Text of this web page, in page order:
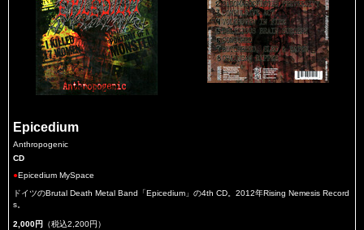
Epicedium
Anthropogenic
CD
●Epicedium MySpace
ドイツのBrutal Death Metal Band「Epicedium」の4th CD。2012年Rising Nemesis Record
s。
2,000円 （税込2,200円）